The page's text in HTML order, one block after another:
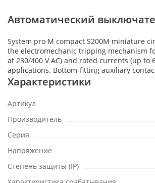
Автоматический
System pro M compact S200M miniature
the electromechanic tripping mechanism
at 230/400 V AC) and rated currents (up to
applications. Bottom-fitting auxiliary
Характеристики
Артикул
Производитель
Серия
Напряжение
Степень защиты (IP)